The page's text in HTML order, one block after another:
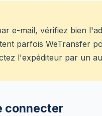
e-mail, vérifiez bien
parfois WeTransfer
l'expéditeur par un
connecter